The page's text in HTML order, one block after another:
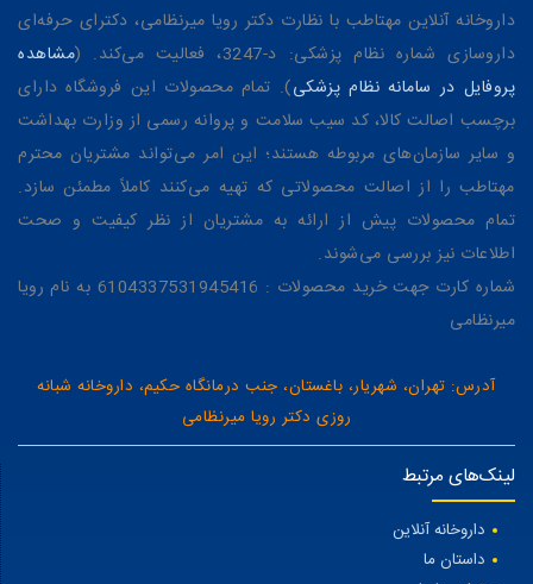
داروخانه آنلاین مهتاطب با نظارت دکتر رویا میرنظامی، دکترای حرفه‌ای
داروسازی شماره نظام پزشکی: د-3247، فعالیت می‌کند. (
مشاهده
پروفایل در سامانه نظام پزشکی). تمام محصولات این فروشگاه دارای
برچسب اصالت کالا، کد سیب سلامت و پروانه رسمی از وزارت بهداشت
و سایر سازمان‌های مربوطه هستند؛ این امر می‌تواند مشتریان محترم
مهتاطب را از اصالت محصولاتی که تهیه می‌کنند کاملاً مطمئن سازد.
تمام محصولات پیش از ارائه به مشتریان از نظر کیفیت و صحت
اطلاعات نیز بررسی می‌شوند.
شماره کارت جهت خرید محصولات : 6104337531945416 به نام رویا
میرنظامی
آدرس: تهران، شهریار، باغستان، جنب درمانگاه حکیم، داروخانه شبانه
روزی دکتر رویا میرنظامی
لینک‌های مرتبط
داروخانه آنلاین
داستان ما